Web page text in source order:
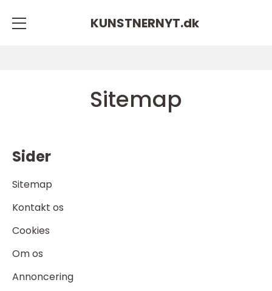
KUNSTNERNYT.dk
Sitemap
Sider
Sitemap
Kontakt os
Cookies
Om os
Annoncering